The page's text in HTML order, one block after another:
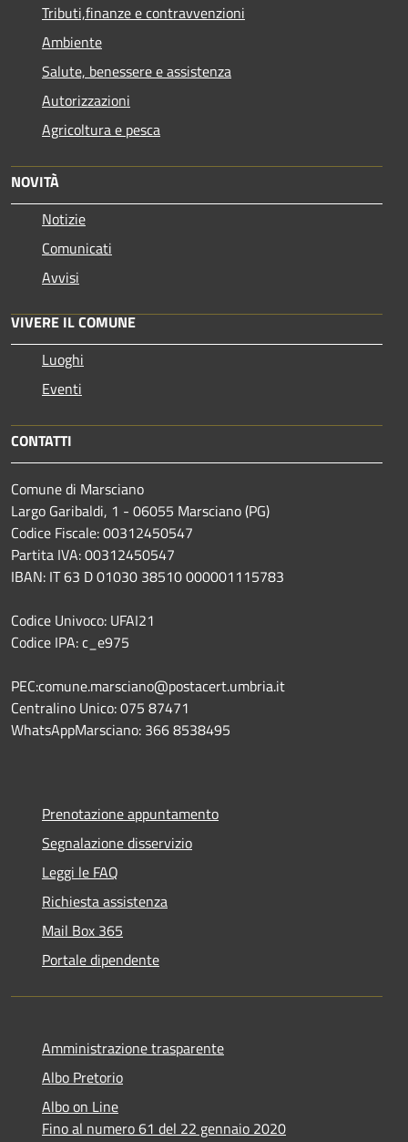
Tributi,finanze e contravvenzioni
Ambiente
Salute, benessere e assistenza
Autorizzazioni
Agricoltura e pesca
NOVITÀ
Notizie
Comunicati
Avvisi
VIVERE IL COMUNE
Luoghi
Eventi
CONTATTI
Comune di Marsciano
Largo Garibaldi, 1 - 06055 Marsciano (PG)
Codice Fiscale: 00312450547
Partita IVA: 00312450547
IBAN: IT 63 D 01030 38510 000001115783
Codice Univoco: UFAI21
Codice IPA: c_e975
PEC:comune.marsciano@postacert.umbria.it
Centralino Unico: 075 87471
WhatsAppMarsciano: 366 8538495
Prenotazione appuntamento
Segnalazione disservizio
Leggi le FAQ
Richiesta assistenza
Mail Box 365
Portale dipendente
Amministrazione trasparente
Albo Pretorio
Albo on Line
Fino al numero 61 del 22 gennaio 2020